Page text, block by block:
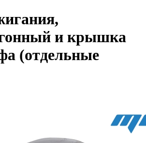
и крышка
(отдельные